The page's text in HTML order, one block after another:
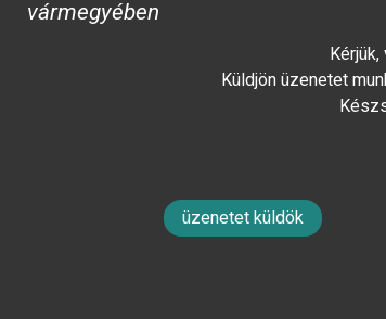
vármegyében
Küldjön üzenetet
üzenetet küldök